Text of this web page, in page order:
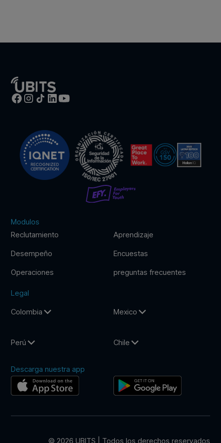
Modulos
Reclutamiento
Aprendizaje
Desempeño
Encuestas
Operaciones
preguntas frecuentes
Legal
Colombia
Mexico
Perú Chile
Descarga nuestra app
© 2026 UBITS | Todos los derechos reservados